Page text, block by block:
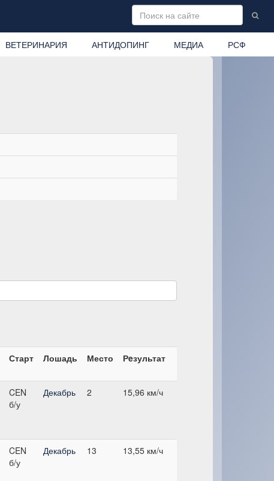
ВЕТЕРИНАРИЯ АНТИДОПИНГ МЕДИА РСФ
Старт Лошадь Место Рeзультат
CEN
б/у
Декабрь 2 15,96 км/ч
CEN
б/у
Декабрь 13 13,55 км/ч